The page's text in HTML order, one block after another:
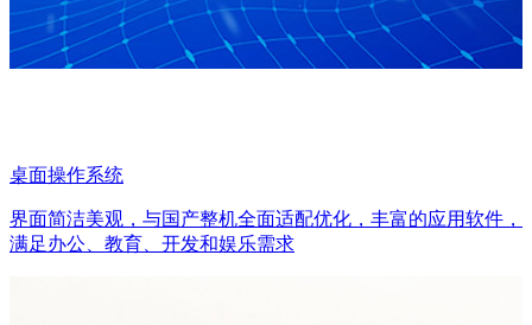
桌面操作系统
界面简洁美观，与国产整机全面适配优化，丰富的应用软件，
满足办公、教育、开发和娱乐需求